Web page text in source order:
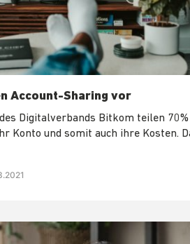
Account-Sharing vor
Digitalverbands Bitkom teilen
Konto und somit auch ihre Kosten.